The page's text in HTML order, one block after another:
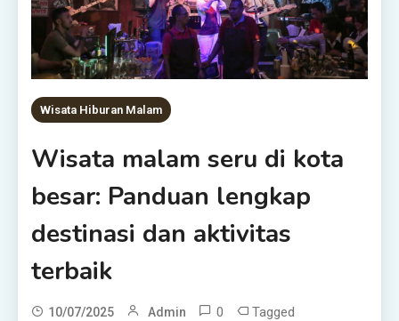
Wisata Hiburan Malam
Wisata malam seru di kota
besar: Panduan lengkap
destinasi dan aktivitas
terbaik
10/07/2025 Admin 0 Tagged